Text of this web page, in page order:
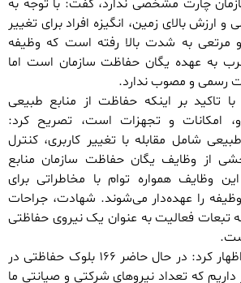
چارت مشخصی ندارد، گفت: با توجه به
و ارزش بالای زمین، انگیزه افراد برای تغییر
مرتعی به شدت بالا رفته است که وظیفه
به عهده یگان حفاظت سازمان است اما
رسمی و مصوب ندارد.
تاکید بر اینکه حفاظت از منابع طبیعی
امکانات و تجهزات است، تصریح کرد:
شامل مقابله با تغییر کاربری، کنترل
از وظایف یگان حفاظت سازمان منابع
وظایف همواره توام با مخاطراتی برای
را عهده‌دار می‌شوند. شهادت، جراحات
تبعات فعالیت به عنوان یک نیروی حفاظتی
سرهنگ گلبینی مفرد اظهار کرد: در حال حاضر ۱۶۶ بلوک حفاظتی در
آبخیز داریم که تعداد نیروهای شرکتی و صیانتی ما